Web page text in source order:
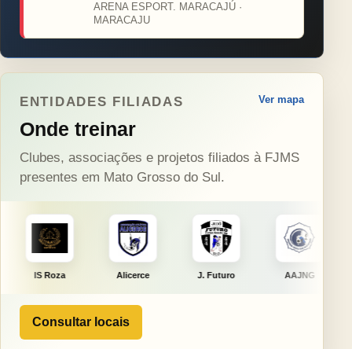
ARENA ESPORT. MARACAJÚ ·
MARACAJU
ENTIDADES FILIADAS
Onde treinar
Ver mapa
Clubes, associações e projetos filiados à FJMS
presentes em Mato Grosso do Sul.
Alicerce J. Futuro AAJNG TSURU
Consultar locais